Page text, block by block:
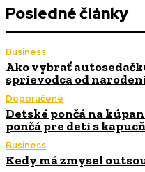
Posledné články
Business
Ako vybrať
sprievodca od
Doporučené
Detské pončá na
pončá pre deti s
Business
Kedy má zmysel